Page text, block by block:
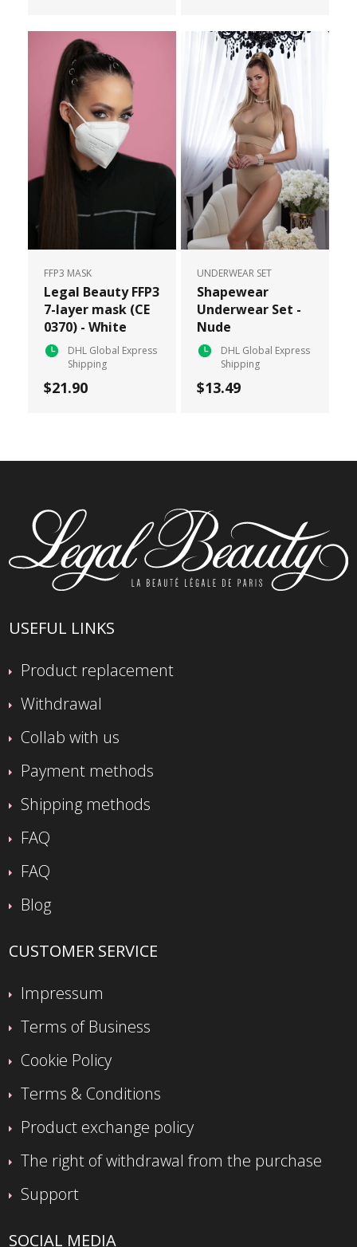
FFP3 MASK
Legal Beauty FFP3
7-layer mask (CE
0370) - White
DHL Global Express
Shipping
$21.90
UNDERWEAR SET
Shapewear
Underwear Set -
Nude
DHL Global Express
Shipping
$13.49
USEFUL LINKS
Product replacement
Withdrawal
Collab with us
Payment methods
Shipping methods
FAQ
FAQ
Blog
CUSTOMER SERVICE
Impressum
Terms of Business
Cookie Policy
Terms & Conditions
Product exchange policy
The right of withdrawal from the purchase
Support
SOCIAL MEDIA